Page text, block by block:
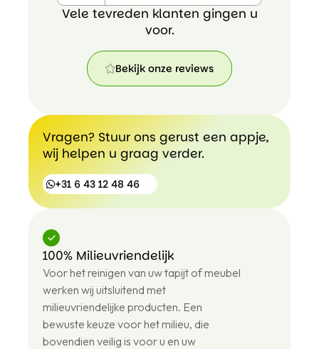
Vele tevreden klanten gingen u
voor.
Bekijk onze reviews
reviews
Vragen? Stuur ons gerust een appje,
wij helpen u graag verder.
+31 6 43 12 48 46
+31
6
43
12
48
46
100% Milieuvriendelijk
Voor het reinigen van uw tapijt of meubel
werken wij uitsluitend met
milieuvriendelijke producten. Een
bewuste keuze voor het milieu, die
bovendien veilig is voor u en uw